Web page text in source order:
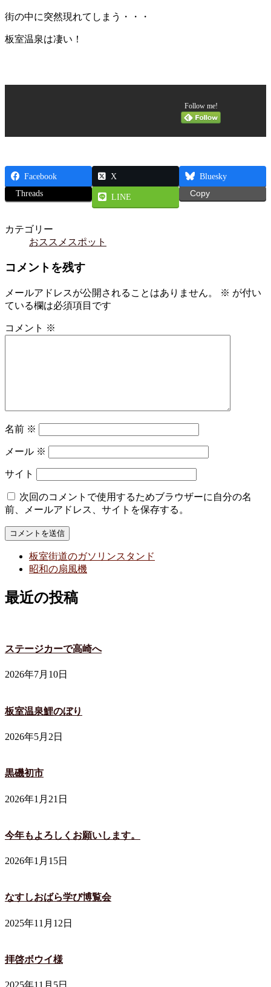
街の中に突然現れてしまう・・・
板室温泉は凄い！
Follow me!
Facebook X
Bluesky
Threads
LINE Copy
カテゴリー
おススメスポット
コメントを残す
メールアドレスが公開されることはありません。 ※ が付い
ている欄は必須項目です
コメント ※
名前 ※
メール ※
サイト
次回のコメントで使用するためブラウザーに自分の名
前、メールアドレス、サイトを保存する。
板室街道のガソリンスタンド
昭和の扇風機
最近の投稿
ステージカーで高崎へ
2026年7月10日
板室温泉鯉のぼり
2026年5月2日
黒磯初市
2026年1月21日
今年もよろしくお願いします。
2026年1月15日
なすしおばら学び博覧会
2025年11月12日
拝啓ボウイ様